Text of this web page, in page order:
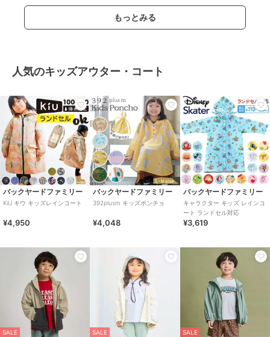
もっとみる
人気のキッズアウター・コート
バックヤードファミリー
KiU キウ キッズレインコート
¥4,950
バックヤードファミリー
392plusm キッズポンチョ
¥4,048
バックヤードファミリー
キャラクター キッズ レインコ
ート ランドセル対応
¥3,619
SALE SALE SALE